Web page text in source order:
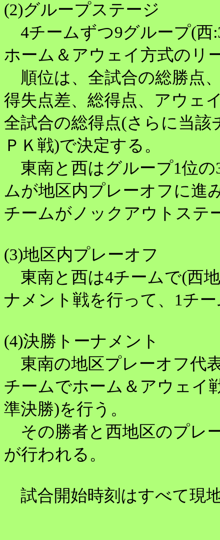
(2)グループステージ
4チームずつ9グループ(西
ホーム＆アウェイ方式のリ
順位は、全試合の総勝点
得失点差、総得点、アウェ
全試合の総得点(さらに当
ＰＫ戦)で決定する。
東南と西はグループ1位の
ムが地区内プレーオフに進
チームがノックアウトステ
(3)地区内プレーオフ
東南と西は4チームで(西
ナメント戦を行って、1チ
(4)決勝トーナメント
東南の地区プレーオフ代
チームでホーム＆アウェイ
準決勝)を行う。
その勝者と西地区のプレ
が行われる。
試合開始時刻はすべて現